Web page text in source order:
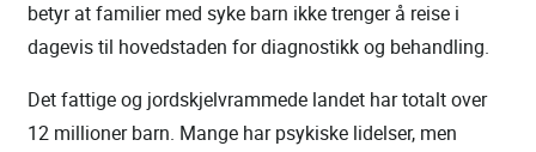
betyr at familier med syke barn ikke trenger å reise i
dagevis til hovedstaden for diagnostikk og behandling.
Det fattige og jordskjelvrammede landet har totalt over
12 millioner barn. Mange har psykiske lidelser, men